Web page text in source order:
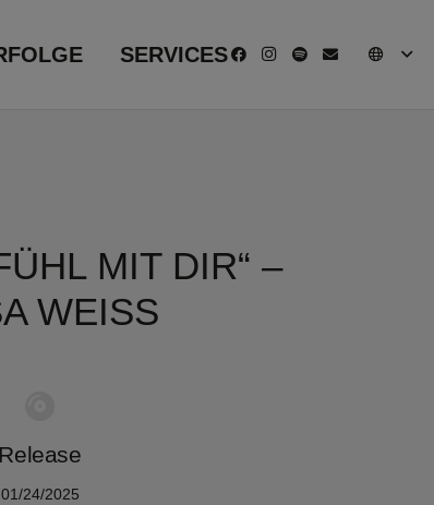
SERVICES
MIT DIR“ –
WEISS
Release
01/24/2025